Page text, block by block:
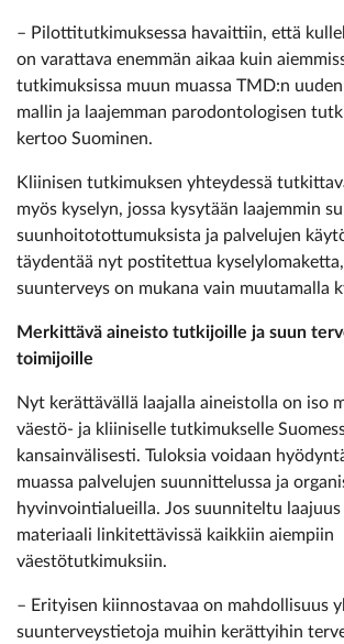
– Pilottitutkimuksessa havaittiin, että
on varattava enemmän aikaa kuin
tutkimuksissa muun muassa TMD:n
mallin ja laajemman parodontologisen
kertoo Suominen.
Kliinisen tutkimuksen yhteydessä
myös kyselyn, jossa kysytään laajemmin
suunhoitotottumuksista ja palvelujen
täydentää nyt postitettua kyselylomaketta,
suunterveys on mukana vain muutamalla
Merkittävä aineisto tutkijoille ja suun
toimijoille
Nyt kerättävällä laajalla aineistolla on iso
väestö- ja kliiniselle tutkimukselle
kansainvälisesti. Tuloksia voidaan
muassa palvelujen suunnittelussa ja
hyvinvointialueilla. Jos suunniteltu
materiaali linkitettävissä kaikkiin aiempiin
väestötutkimuksiin.
– Erityisen kiinnostavaa on mahdollisuus
suunterveystietoja muihin kerättyihin